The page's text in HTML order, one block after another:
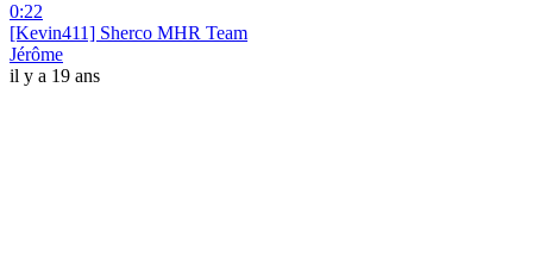
0:22
[Kevin411] Sherco MHR Team
Jérôme
il y a 19 ans